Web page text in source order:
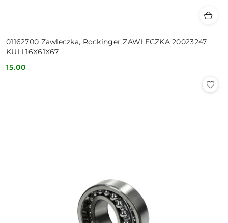
01162700 Zawleczka, Rockinger ZAWLECZKA 20023247
KULI 16X61X67
Cena:
15.00